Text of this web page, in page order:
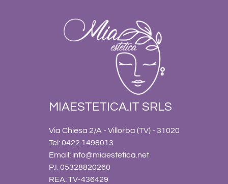
MIAESTETICA.IT SRLS
Via Chiesa 2/A - Villorba (TV) - 31020
Tel: 0422.1498013
Email: info@miaestetica.net
P.I. 05328820260
REA: TV-436429